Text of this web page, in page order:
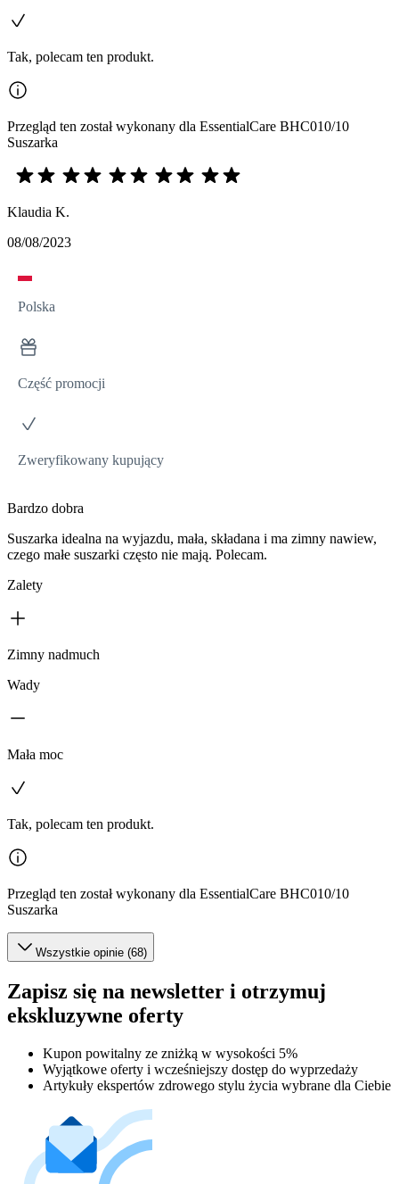
Tak, polecam ten produkt.
Przegląd ten został wykonany dla EssentialCare BHC010/10
Suszarka
Klaudia K.
08/08/2023
Polska
Część promocji
Zweryfikowany kupujący
Bardzo dobra
Suszarka idealna na wyjazdu, mała, składana i ma zimny nawiew,
czego małe suszarki często nie mają. Polecam.
Zalety
Zimny nadmuch
Wady
Mała moc
Tak, polecam ten produkt.
Przegląd ten został wykonany dla EssentialCare BHC010/10
Suszarka
Wszystkie opinie (68)
Zapisz się na newsletter i otrzymuj
ekskluzywne oferty
Kupon powitalny ze zniżką w wysokości 5%
Wyjątkowe oferty i wcześniejszy dostęp do wyprzedaży
Artykuły ekspertów zdrowego stylu życia wybrane dla Ciebie